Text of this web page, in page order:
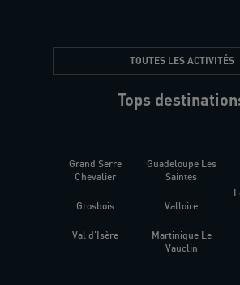
TOUTES LES ACTIVITÉS
Tops
Grand Serre
Chevalier
Grosbois
Val d'Isère
Guadeloupe Les
Saintes
Valloire
Martinique Le
Vauclin